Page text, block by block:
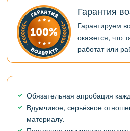
Гарантия
Гарантируем
окажется, что
работат или
Обязательная апробация
Вдумчивое, серьёзное
материалу.